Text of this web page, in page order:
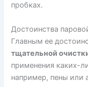
пробках.
Достоинства
Главным ее
тщательной
применения каких-
например, пены или